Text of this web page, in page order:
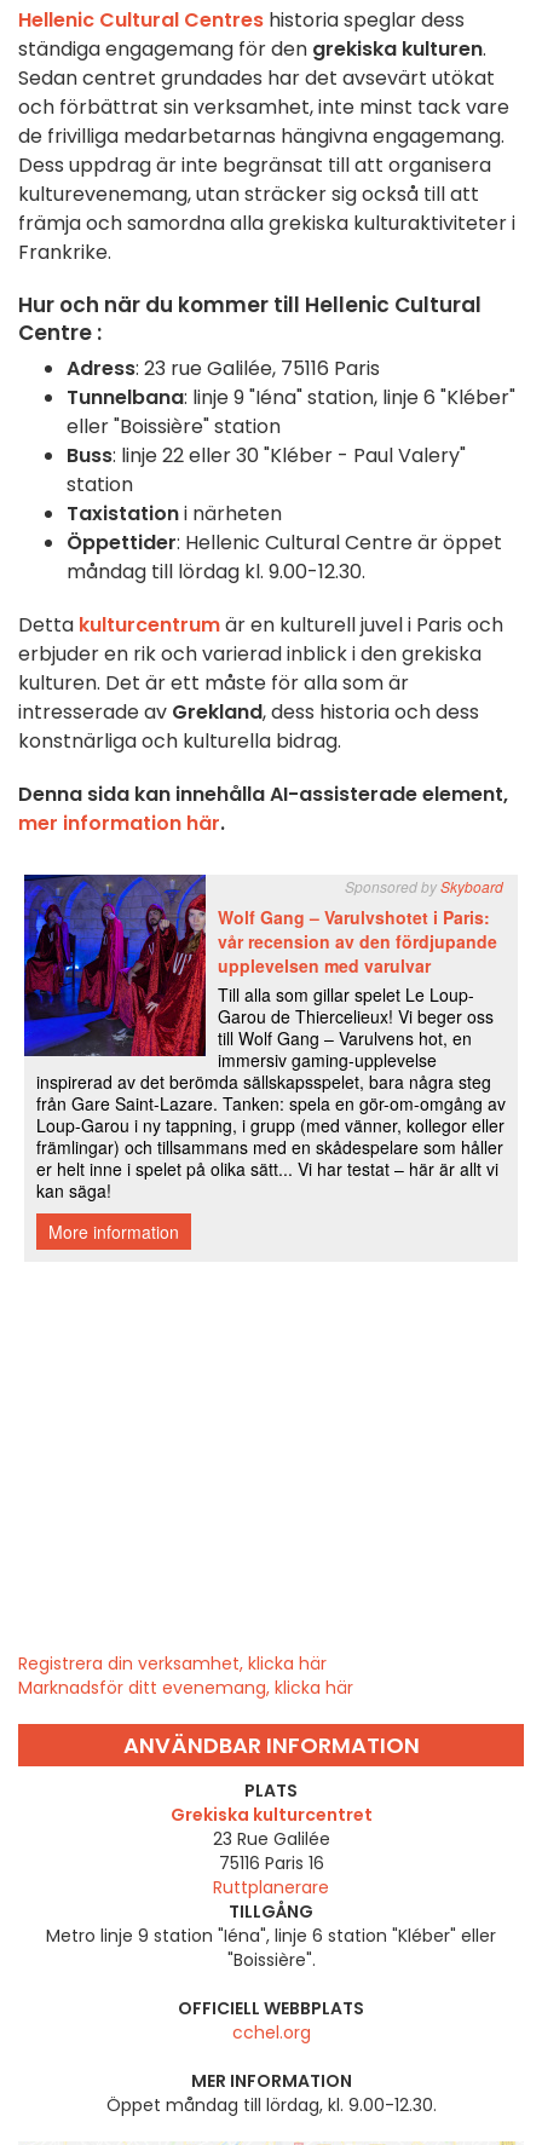
Hellenic Cultural Centres historia speglar dess
ständiga engagemang för den grekiska kulturen.
Sedan centret grundades har det avsevärt utökat
och förbättrat sin verksamhet, inte minst tack vare
de frivilliga medarbetarnas hängivna engagemang.
Dess uppdrag är inte begränsat till att organisera
kulturevenemang, utan sträcker sig också till att
främja och samordna alla grekiska kulturaktiviteter i
Frankrike.
Hur och när du kommer till Hellenic Cultural
Centre :
Adress: 23 rue Galilée, 75116 Paris
Tunnelbana: linje 9 "Iéna" station, linje 6 "Kléber"
eller "Boissière" station
Buss: linje 22 eller 30 "Kléber - Paul Valery"
station
Taxistationi närheten
Öppettider: Hellenic Cultural Centre är öppet
måndag till lördag kl. 9.00-12.30.
Detta kulturcentrumär en kulturell juvel i Paris och
erbjuder en rik och varierad inblick i den grekiska
kulturen. Det är ett måste för alla som är
intresserade av Grekland, dess historia och dess
konstnärliga och kulturella bidrag.
Denna sida kan innehålla AI-assisterade element,
mer information här.
Registrera din verksamhet, klicka här
Marknadsför ditt evenemang, klicka här
ANVÄNDBAR INFORMATION
PLATS
Grekiska kulturcentret
23 Rue Galilée
75116 Paris 16
Ruttplanerare
TILLGÅNG
Metro linje 9 station "Iéna", linje 6 station "Kléber" eller
"Boissière".
OFFICIELL WEBBPLATS
cchel.org
MER INFORMATION
Öppet måndag till lördag, kl. 9.00-12.30.